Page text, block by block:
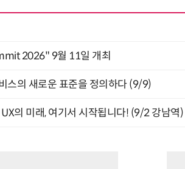
2026" 9월 11일 개최
스의 새로운 표준을 정의하다 (9/9)
의 미래, 여기서 시작됩니다! (9/2 강남역)